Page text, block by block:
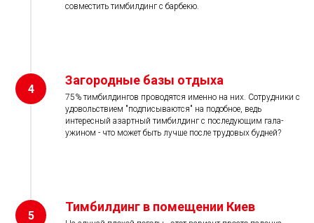
совместить тимбилдинг с барбекю.
4
Загородные базы отдыха
75% тимбилдингов проводятся именно на них. Сотрудники с
удовольствием "подписываются" на подобное, ведь
интересный азартный тимбилдинг с последующим гала-
ужином - что может быть лучше после трудовых будней?
5
Тимбилдинг в помещении Киев